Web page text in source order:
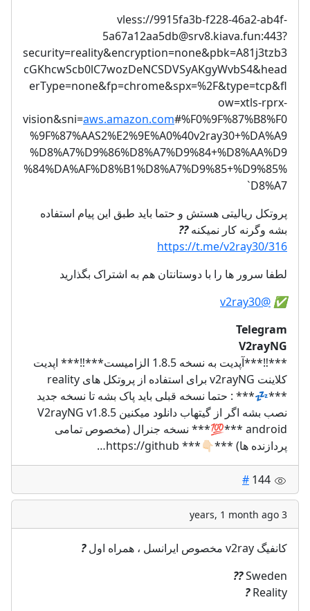
vless://9915fa3b-f228-46a2-ab4f-
5a67a12aa5db@srv8.kiava.fun:443?
security=reality&encryption=none&pbk=A81j3tzb3
cGKhcwScb0lC7wozDeNCSDVSyAKgyWvbS4&head
erType=none&fp=chrome&spx=%2F&type=tcp&fl
ow=xtls-rprx-
vision&sni=aws.amazon.com#%F0%9F%87%B8%F0
%9F%87%AAS2%E2%9E%A0%40v2ray30+%DA%A9
%D8%A7%D9%86%D8%A7%D9%84+%D8%AA%D9
%84%DA%AF%D8%B1%D8%A7%D9%85+%D9%85%
D8%A7`
پروتکل ریالیتی هستش و حتما باید طبق این پیام استفاده
بشه وگرنه کار نمیکنه??
https://t.me/v2ray30/316
لطفا سرور ها را با دوستانتان هم به اشتراک بگذارید
✅️
@v2ray30
Telegram
V2rayNG
***‼️***آپدیت به نسخه 1.8.5 الزامیست***‼️*** اپدیت
کلاینت v2rayNG برای استفاده از پروتکل های reality
***💤*** : حتما نسخه قبلی باید پاک بشه تا نسخه جدید
نصب بشه اگر از گیتهاب دانلود میکنین V2rayNG v1.8.5
android ***💯*** نسخه جنرال (مخصوص تمامی
پردازنده ها) ***👇🏻*** https://github…
#
3 years, 1 month ago
کانفیگ v2ray مخصوص ایرانسل ، همراه اول
?
Sweden
??
Reality
?